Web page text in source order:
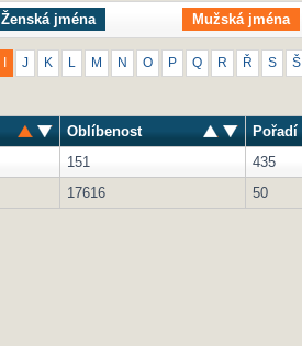
Ženská jména Mužská jména
J K M N O P Q R Ř S Š
Oblíbenost
Pořadí
151
435
17616 50